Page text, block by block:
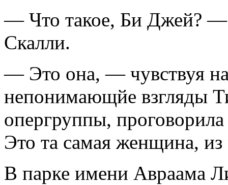
— Что такое, Би Джей? —
Скалли.
— Это она, — чувствуя
непонимающйе взгляды
опергруппы,
Это та самая женщина,
В парке имени Авраама